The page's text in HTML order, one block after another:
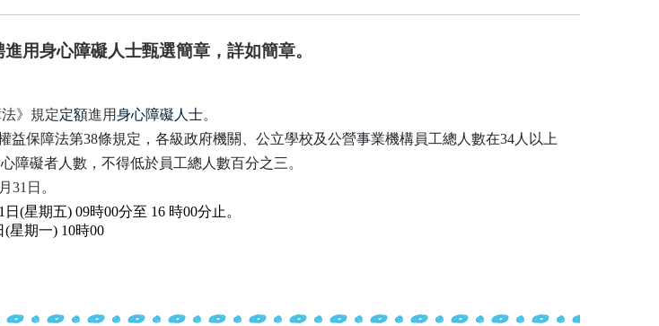
用身心障礙人士甄選簡章，詳如簡章。
》規定定額進用身心障礙人士。
益保障法第38條規定，各級政府機關、公立學校及公營事業機構員工總人數在34人以上
障礙者人數，不得低於員工總人數百分之三。
31日 。
(星期五) 09時00分至 16 時00分止。
星期一) 10時00